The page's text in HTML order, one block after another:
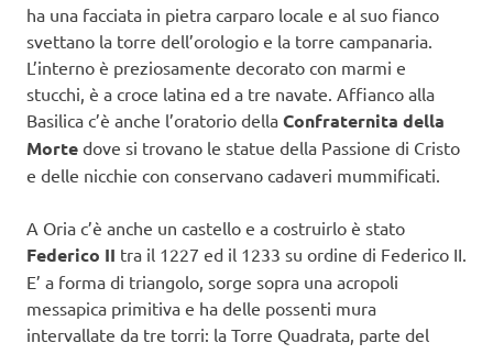
ha una facciata in pietra carparo locale e al suo fianco
svettano la torre dell’orologio e la torre campanaria.
L’interno è preziosamente decorato con marmi e
stucchi, è a croce latina ed a tre navate. Affianco alla
Basilica c’è anche l’oratorio della Confraternita della
Morte dove si trovano le statue della Passione di Cristo
e delle nicchie con conservano cadaveri mummificati.
A Oria c’è anche un castello e a costruirlo è stato
Federico II tra il 1227 ed il 1233 su ordine di Federico II.
E’ a forma di triangolo, sorge sopra una acropoli
messapica primitiva e ha delle possenti mura
intervallate da tre torri: la Torre Quadrata, parte del